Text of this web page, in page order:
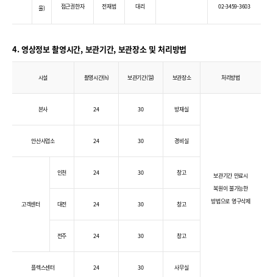
울)
접근권한자 전재범 대리 02-3459-3603
4. 영상정보 촬영시간, 보관기간, 보관장소 및 처리방법
시설 촬영시간(h) 보관기간(일) 보관장소 처리방법
본사 24 30 방재실
보관기간 만료시
복원이 불가능한
방법으로 영구삭제
안산사업소 24 30 경비실
고객센터
인천 24 30 창고
대전 24 30 창고
전주 24 30 창고
플렉스센터 24 30 사무실